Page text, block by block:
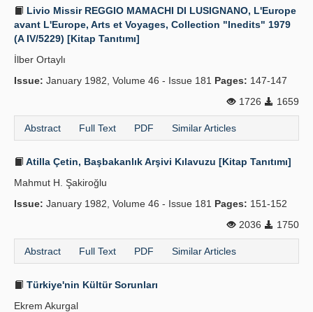
Livio Missir REGGIO MAMACHI DI LUSIGNANO, L'Europe
avant L'Europe, Arts et Voyages, Collection "Inedits" 1979
(A IV/5229) [Kitap Tanıtımı]
İlber Ortaylı
Issue: January 1982, Volume 46 - Issue 181 Pages: 147-147
1726
1659
Abstract Full Text PDF Similar Articles
Atilla Çetin, Başbakanlık Arşivi Kılavuzu [Kitap Tanıtımı]
Mahmut H. Şakiroğlu
Issue: January 1982, Volume 46 - Issue 181 Pages: 151-152
2036
1750
Abstract Full Text PDF Similar Articles
Türkiye'nin Kültür Sorunları
Ekrem Akurgal